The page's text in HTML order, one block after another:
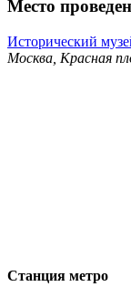
Место
Исторический
Москва, Красная
Станция метро